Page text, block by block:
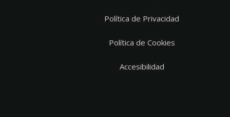
Política de Privacidad
Política de Cookies
Accesibilidad